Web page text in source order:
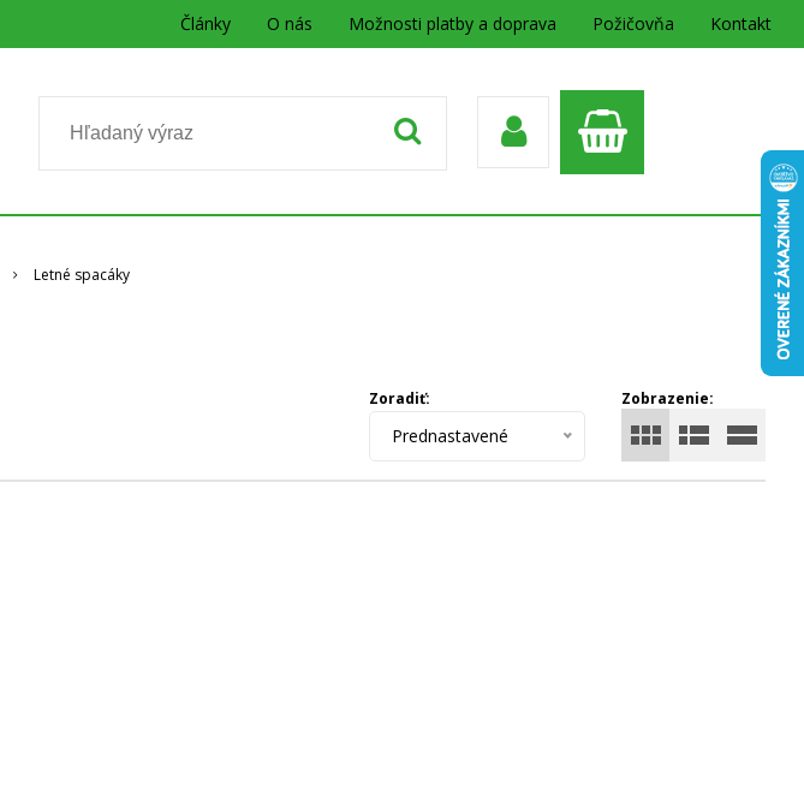
Články O nás Možnosti platby a doprava Požičovňa Kontakt
Letné spacáky
Zobrazenie:
Zoradiť:
Prednastavené